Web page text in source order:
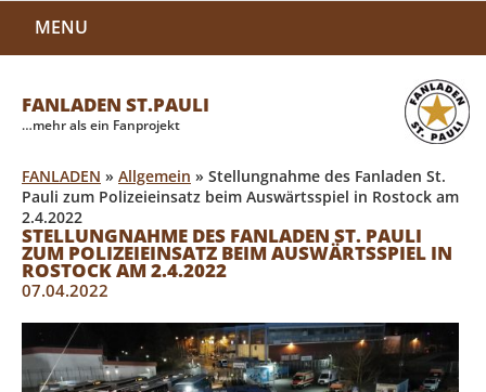
MENU
FANLADEN ST.PAULI
…mehr als ein Fanprojekt
FANLADEN » Allgemein » Stellungnahme des Fanladen St.
Pauli zum Polizeieinsatz beim Auswärtsspiel in Rostock am
2.4.2022
STELLUNGNAHME DES FANLADEN ST. PAULI
ZUM POLIZEIEINSATZ BEIM AUSWÄRTSSPIEL IN
ROSTOCK AM 2.4.2022
07.04.2022